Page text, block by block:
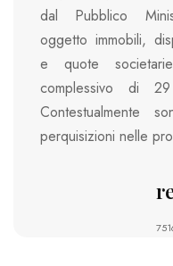
dal Pubblico
oggetto immobili,
e quote
complessivo di
Contestualmente
perquisizioni nelle